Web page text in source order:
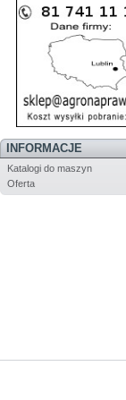
INFORMACJE
Katalogi do maszyn
Oferta
Zestaw...